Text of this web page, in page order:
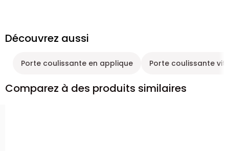
Découvrez aussi
Porte coulissante en applique Porte coulissante
Comparez à des produits similaires